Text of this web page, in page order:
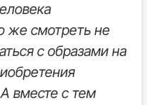
же смотреть не
с образами на
вместе с тем